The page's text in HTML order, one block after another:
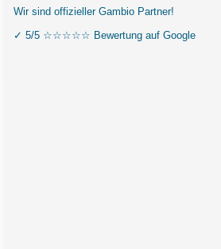
Wir sind offizieller Gambio Partner!
✓ 5/5 ☆☆☆☆☆ Bewertung auf Google